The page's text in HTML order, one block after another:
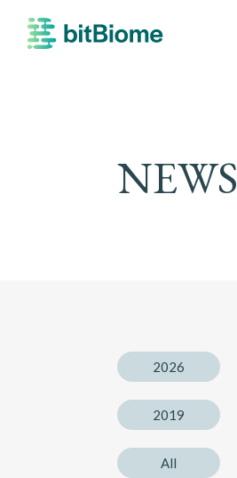
NEWS
2026
2019
All